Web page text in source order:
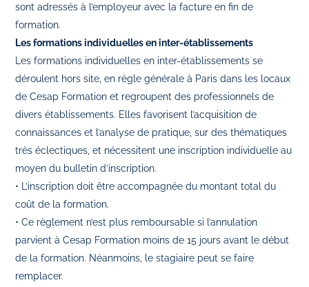
sont adressés à l’employeur avec la facture en fin de
formation.
Les formations individuelles en inter-établissements
Les formations individuelles en inter-établissements se
déroulent hors site, en règle générale à Paris dans les locaux
de Cesap Formation et regroupent des professionnels de
divers établissements. Elles favorisent l’acquisition de
connaissances et l’analyse de pratique, sur des thématiques
très éclectiques, et nécessitent une inscription individuelle au
moyen du bulletin d’inscription.
• L’inscription doit être accompagnée du montant total du
coût de la formation.
• Ce règlement n’est plus remboursable si l’annulation
parvient à Cesap Formation moins de 15 jours avant le début
de la formation. Néanmoins, le stagiaire peut se faire
remplacer.